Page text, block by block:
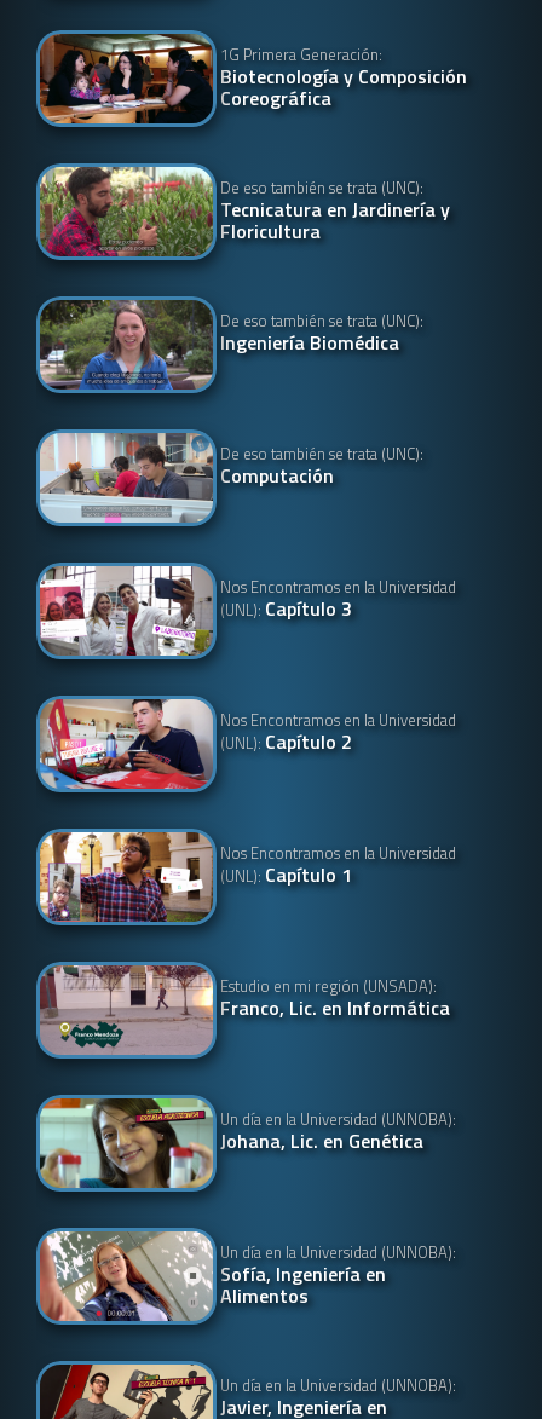
1G Primera Generación:
Biotecnología y Composición
Coreográfica
De eso también se trata (UNC):
Tecnicatura en Jardinería y
Floricultura
De eso también se trata (UNC):
Ingeniería Biomédica
De eso también se trata (UNC):
Computación
Nos Encontramos en la Universidad
(UNL): Capítulo 3
Nos Encontramos en la Universidad
(UNL): Capítulo 2
Nos Encontramos en la Universidad
(UNL): Capítulo 1
Estudio en mi región (UNSADA):
Franco, Lic. en Informática
Un día en la Universidad (UNNOBA):
Johana, Lic. en Genética
Un día en la Universidad (UNNOBA):
Sofía, Ingeniería en
Alimentos
Un día en la Universidad (UNNOBA):
Javier, Ingeniería en